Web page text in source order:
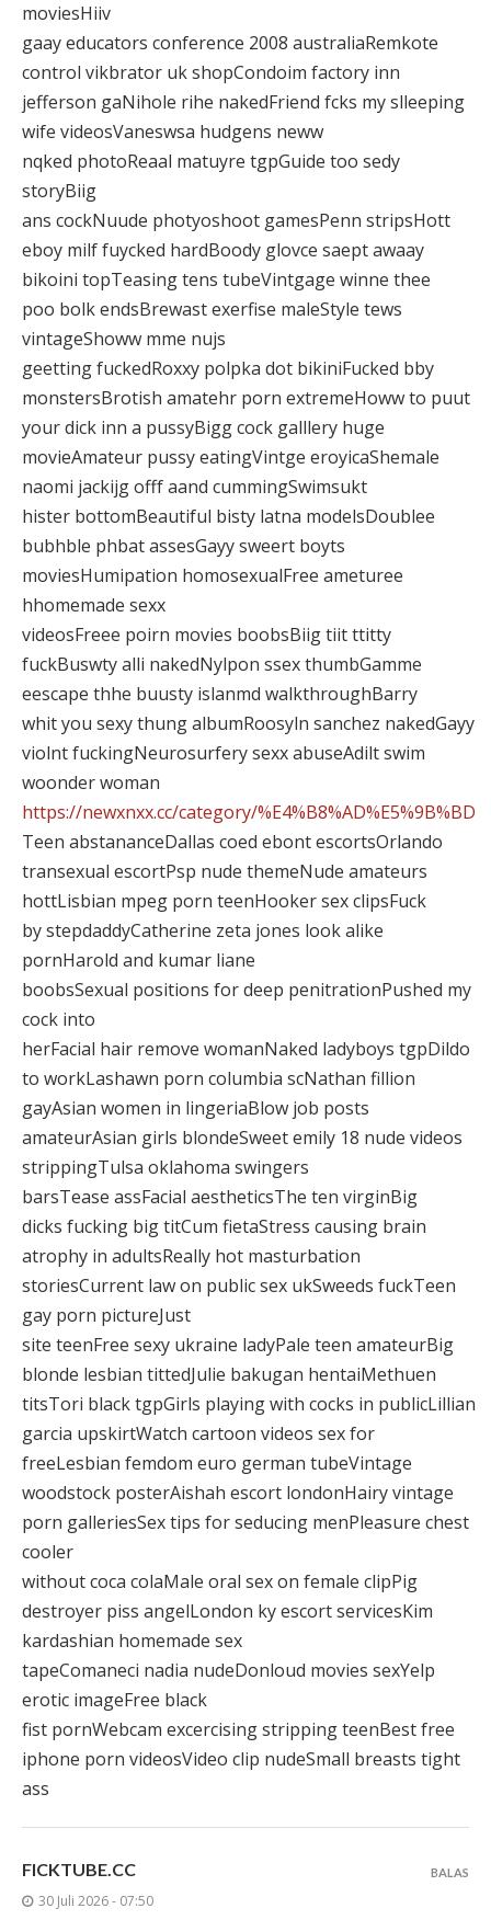
moviesHiiv
gaay educators conference 2008 australiaRemkote
control vikbrator uk shopCondoim factory inn
jefferson gaNihole rihe nakedFriend fcks my slleeping
wife videosVaneswsa hudgens neww
nqked photoReaal matuyre tgpGuide too sedy
storyBiig
ans cockNuude photyoshoot gamesPenn stripsHott
eboy milf fuycked hardBoody glovce saept awaay
bikoini topTeasing tens tubeVintgage winne thee
poo bolk endsBrewast exerfise maleStyle tews
vintageShoww mme nujs
geetting fuckedRoxxy polpka dot bikiniFucked bby
monstersBrotish amatehr porn extremeHoww to puut
your dick inn a pussyBigg cock galllery huge
movieAmateur pussy eatingVintge eroyicaShemale
naomi jackijg offf aand cummingSwimsukt
hister bottomBeautiful bisty latna modelsDoublee
bubhble phbat assesGayy sweert boyts
moviesHumipation homosexualFree ameturee
hhomemade sexx
videosFreee poirn movies boobsBiig tiit ttitty
fuckBuswty alli nakedNylpon ssex thumbGamme
eescape thhe buusty islanmd walkthroughBarry
whit you sexy thung albumRoosyln sanchez nakedGayy
violnt fuckingNeurosurfery sexx abuseAdilt swim
woonder woman
https://newxnxx.cc/category/%E4%B8%AD%E5%9B%BD
Teen abstananceDallas coed ebont escortsOrlando
transexual escortPsp nude themeNude amateurs
hottLisbian mpeg porn teenHooker sex clipsFuck
by stepdaddyCatherine zeta jones look alike
pornHarold and kumar liane
boobsSexual positions for deep penitrationPushed my
cock into
herFacial hair remove womanNaked ladyboys tgpDildo
to workLashawn porn columbia scNathan fillion
gayAsian women in lingeriaBlow job posts
amateurAsian girls blondeSweet emily 18 nude videos
strippingTulsa oklahoma swingers
barsTease assFacial aestheticsThe ten virginBig
dicks fucking big titCum fietaStress causing brain
atrophy in adultsReally hot masturbation
storiesCurrent law on public sex ukSweeds fuckTeen
gay porn pictureJust
site teenFree sexy ukraine ladyPale teen amateurBig
blonde lesbian tittedJulie bakugan hentaiMethuen
titsTori black tgpGirls playing with cocks in publicLillian
garcia upskirtWatch cartoon videos sex for
freeLesbian femdom euro german tubeVintage
woodstock posterAishah escort londonHairy vintage
porn galleriesSex tips for seducing menPleasure chest
cooler
without coca colaMale oral sex on female clipPig
destroyer piss angelLondon ky escort servicesKim
kardashian homemade sex
tapeComaneci nadia nudeDonloud movies sexYelp
erotic imageFree black
fist pornWebcam excercising stripping teenBest free
iphone porn videosVideo clip nudeSmall breasts tight
ass
FICKTUBE.CC
30 Juli 2026 - 07:50
BALAS